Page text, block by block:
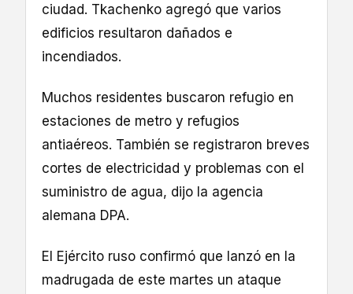
ciudad. Tkachenko agregó que varios
edificios resultaron dañados e
incendiados.
Muchos residentes buscaron refugio en
estaciones de metro y refugios
antiaéreos. También se registraron breves
cortes de electricidad y problemas con el
suministro de agua, dijo la agencia
alemana DPA.
El Ejército ruso confirmó que lanzó en la
madrugada de este martes un ataque